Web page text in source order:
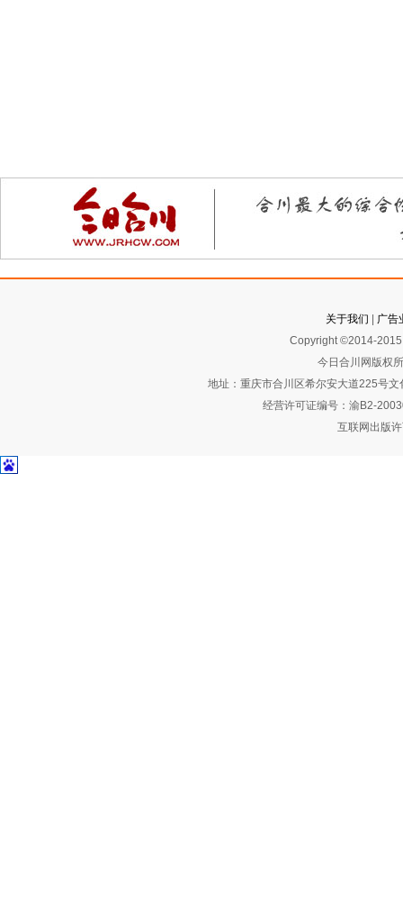
关于我们
广告
Copyright ©2014-
今日合川网版权
地址：重庆市合川区希尔安大道225号
经营许可证编号：渝B2-
互联网出版